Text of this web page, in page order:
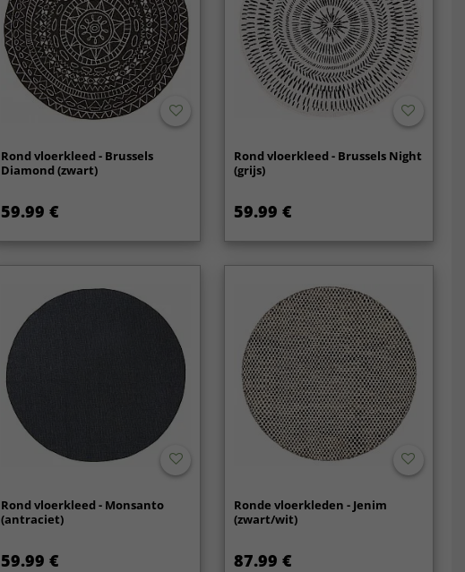
Rond vloerkleed - Brussels
Diamond (zwart)
59.99 €
Rond vloerkleed - Brussels Night
(grijs)
59.99 €
Rond vloerkleed - Monsanto
(antraciet)
59.99 €
Ronde vloerkleden - Jenim
(zwart/wit)
87.99 €